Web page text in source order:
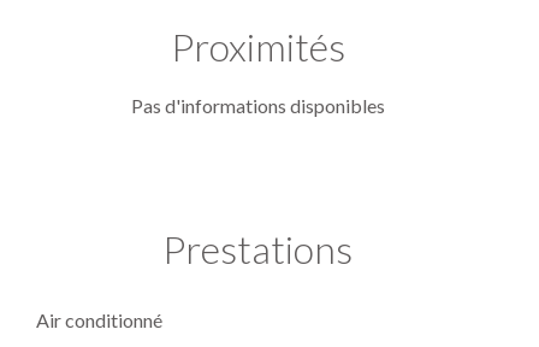
Proximités
Pas d'informations disponibles
Prestations
Air conditionné